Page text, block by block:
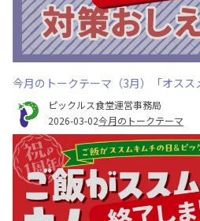
今月のトークテーマ（3月）「オスス
ピックルス食堂運営事務局
2026-03-02今月のトークテーマ